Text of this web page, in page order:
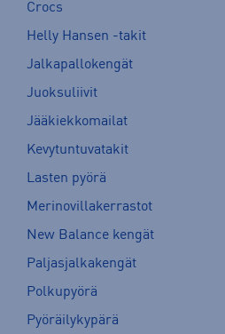
Crocs
Helly Hansen -takit
Jalkapallokengät
Juoksuliivit
Jääkiekkomailat
Kevytuntuvatakit
Lasten pyörä
Merinovillakerrastot
New Balance kengät
Paljasjalkakengät
Polkupyörä
Pyöräilykypärä